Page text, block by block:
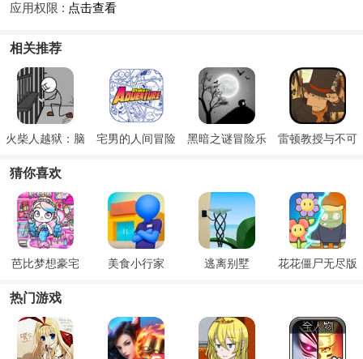
应用权限 : 点击查看
相关推荐
火柴人越狱：脑
宅男的人间冒险
黑暗之谜冒险乐
雷顿教授与不可
猜你喜欢
芭比梦想豪宅 美食小行家 逃离别墅 花花僵尸无尽版
热门游戏